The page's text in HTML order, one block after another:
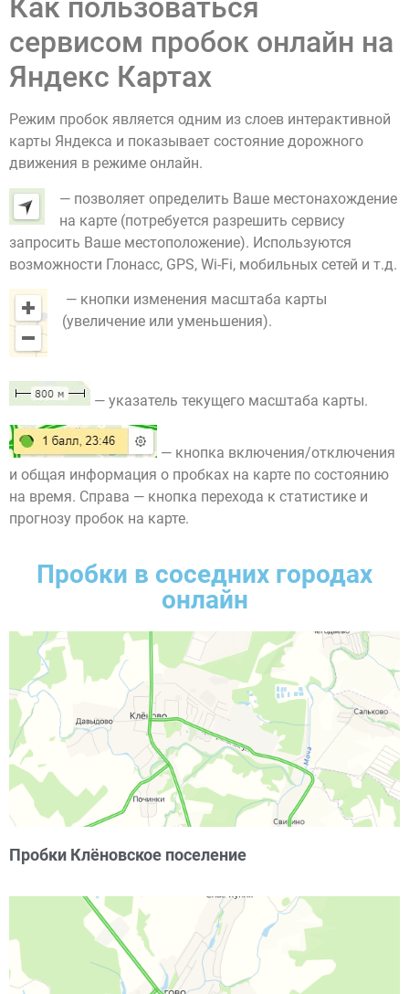
Как пользоваться
сервисом пробок онлайн на
Яндекс Картах
Режим пробок является одним из слоев интерактивной
карты Яндекса и показывает состояние дорожного
движения в режиме онлайн.
— позволяет определить Ваше местонахождение
на карте (потребуется разрешить сервису
запросить Ваше местоположение). Используются
возможности Глонасс, GPS, Wi-Fi, мобильных сетей и т.д.
— кнопки изменения масштаба карты
(увеличение или уменьшения).
— указатель текущего масштаба карты.
— кнопка включения/отключения
и общая информация о пробках на карте по состоянию
на время. Справа — кнопка перехода к статистике и
прогнозу пробок на карте.
Пробки в соседних городах
онлайн
Пробки Клёновское поселение